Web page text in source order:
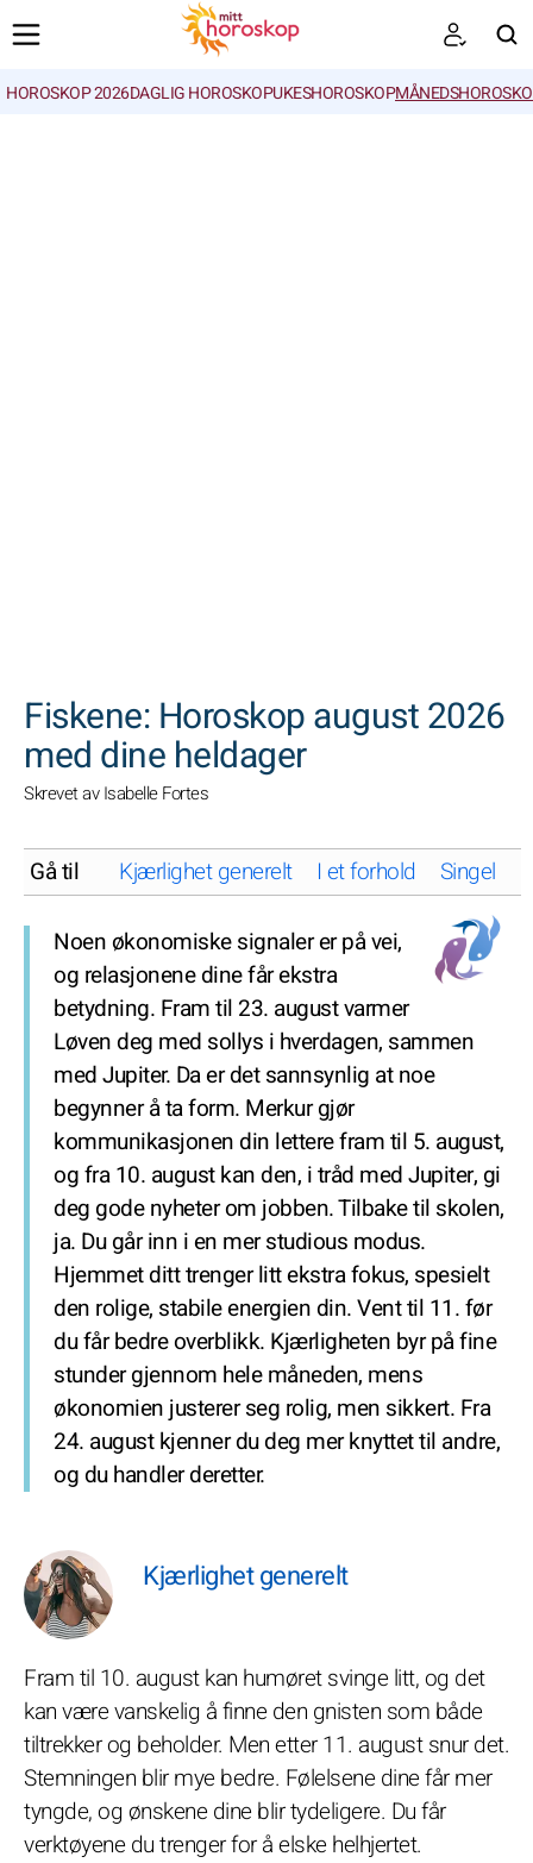
HOROSKOP 2026DAGLIG HOROSKOPUKESHOROSKOP
Fiskene: Horoskop august 2026
med dine heldager
Skrevet av Isabelle Fortes
Gå til Kjærlighet generelt I et forhold Singel
Noen økonomiske signaler er på vei,
og relasjonene dine får ekstra
betydning. Fram til 23. august varmer
Løven deg med sollys i hverdagen, sammen
med Jupiter. Da er det sannsynlig at noe
begynner å ta form. Merkur gjør
kommunikasjonen din lettere fram til 5. august,
og fra 10. august kan den, i tråd med Jupiter, gi
deg gode nyheter om jobben. Tilbake til skolen,
ja. Du går inn i en mer studious modus.
Hjemmet ditt trenger litt ekstra fokus, spesielt
den rolige, stabile energien din. Vent til 11. før
du får bedre overblikk. Kjærligheten byr på fine
stunder gjennom hele måneden, mens
økonomien justerer seg rolig, men sikkert. Fra
24. august kjenner du deg mer knyttet til andre,
og du handler deretter.
Kjærlighet generelt
Fram til 10. august kan humøret svinge litt, og det
kan være vanskelig å finne den gnisten som både
tiltrekker og beholder. Men etter 11. august snur det.
Stemningen blir mye bedre. Følelsene dine får mer
tyngde, og ønskene dine blir tydeligere. Du får
verktøyene du trenger for å elske helhjertet.